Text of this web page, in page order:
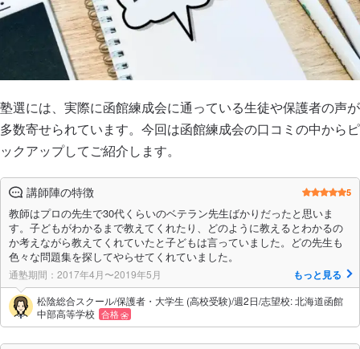
塾選には、実際に函館練成会に通っている生徒や保護者の声が
多数寄せられています。今回は函館練成会の口コミの中からピ
ックアップしてご紹介します。
講師陣の特徴 5
教師はプロの先生で30代くらいのベテラン先生ばかりだったと思いま
す。子どもがわかるまで教えてくれたり、どのように教えるとわかるの
か考えながら教えてくれていたと子どもは言っていました。どの先生も
色々な問題集を探してやらせてくれていました。
通塾期間：2017年4月〜2019年5月 もっと見る
松陰総合スクール/保護者・大学生 (高校受験)/週2日/志望校: 北海道函館
中部高等学校 合格